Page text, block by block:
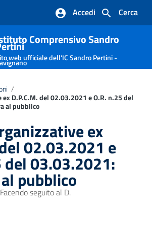
Cerca
Accedi
navigazione
Comprensivo Sandro
web ufficiale dell'IC Sandro Pertini -
/
D.P.C.M. del 02.03.2021 e O.R. n.25 del
al pubblico
ex
02.03.2021 e
del 03.03.2021:
pubblico
seguito al D.